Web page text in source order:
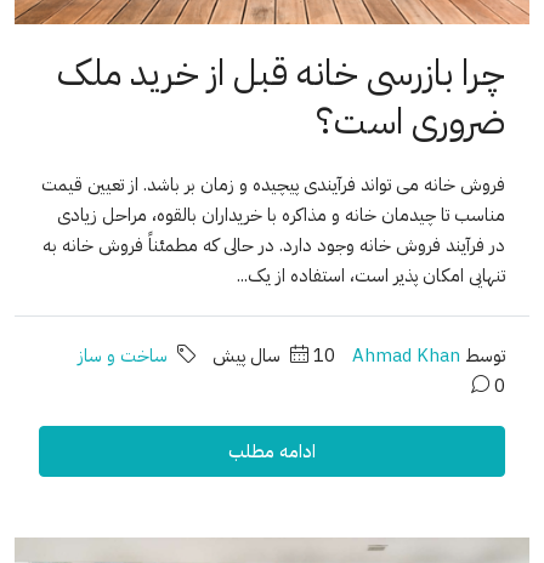
چرا بازرسی خانه قبل از خرید ملک
ضروری است؟
فروش خانه می تواند فرآیندی پیچیده و زمان بر باشد. از تعیین قیمت
مناسب تا چیدمان خانه و مذاکره با خریداران بالقوه، مراحل زیادی
در فرآیند فروش خانه وجود دارد. در حالی که مطمئناً فروش خانه به
تنهایی امکان پذیر است، استفاده از یک...
توسط Ahmad Khan 10 سال پیش
ساخت و ساز
0
ادامه مطلب